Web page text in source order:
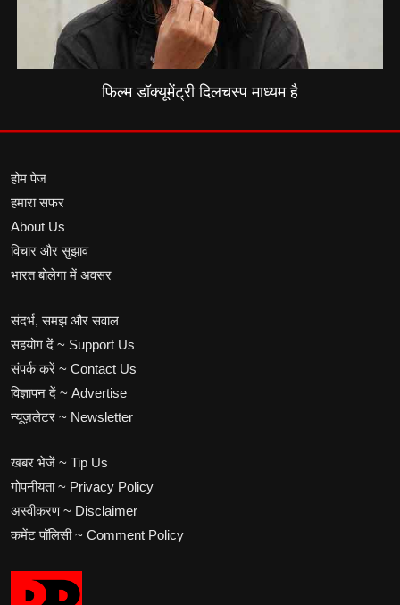
फिल्म डॉक्यूमेंट्री दिलचस्प माध्यम है
होम पेज
हमारा सफर
About Us
विचार और सुझाव
भारत बोलेगा में अवसर
संदर्भ, समझ और सवाल
सहयोग दें ~ Support Us
संपर्क करें ~ Contact Us
विज्ञापन दें ~ Advertise
न्यूज़लेटर ~ Newsletter
खबर भेजें ~ Tip Us
गोपनीयता ~ Privacy Policy
अस्वीकरण ~ Disclaimer
कमेंट पॉलिसी ~ Comment Policy